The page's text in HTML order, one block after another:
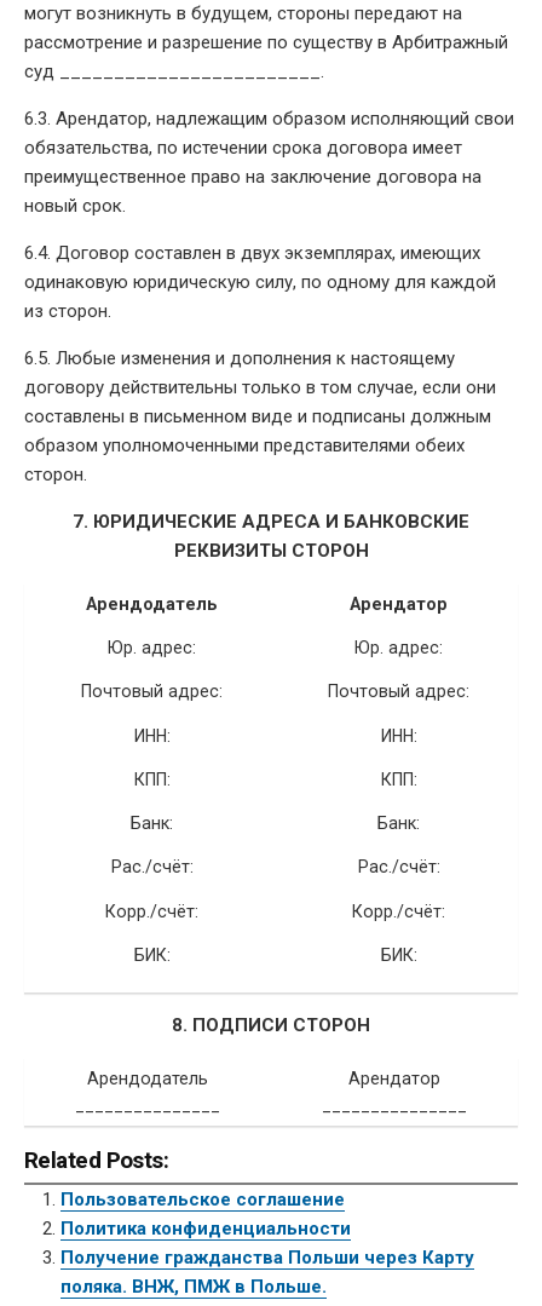
могут возникнуть в будущем, стороны передают на
рассмотрение и разрешение по существу в Арбитражный
суд ________________________.
6.3. Арендатор, надлежащим образом исполняющий свои
обязательства, по истечении срока договора имеет
преимущественное право на заключение договора на
новый срок.
6.4. Договор составлен в двух экземплярах, имеющих
одинаковую юридическую силу, по одному для каждой
из сторон.
6.5. Любые изменения и дополнения к настоящему
договору действительны только в том случае, если они
составлены в письменном виде и подписаны должным
образом уполномоченными представителями обеих
сторон.
7. ЮРИДИЧЕСКИЕ АДРЕСА И БАНКОВСКИЕ
РЕКВИЗИТЫ СТОРОН
Арендодатель
Юр. адрес:
Почтовый адрес:
ИНН:
КПП:
Банк:
Рас./счёт:
Корр./счёт:
БИК:
Арендатор
Юр. адрес:
Почтовый адрес:
ИНН:
КПП:
Банк:
Рас./счёт:
Корр./счёт:
БИК:
8. ПОДПИСИ СТОРОН
Арендодатель
Арендатор
Related Posts:
Пользовательское соглашение
Политика конфиденциальности
Получение гражданства Польши через Карту
поляка. ВНЖ, ПМЖ в Польше.